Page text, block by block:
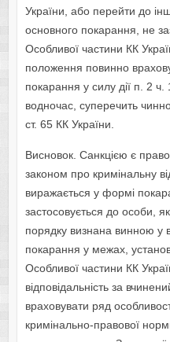
України, або перейти до
основного покарання, не
Особливої частини КК
положення повинно
покарання у силу дії п. 2
водночас, суперечить
ст. 65 КК України.
Висновок. Санкцією є
законом про кримінальну
виражається у формі
застосовується до особи,
порядку визнана винною у
покарання у межах,
Особливої частини КК
відповідальність за
враховувати ряд
кримінально-правової